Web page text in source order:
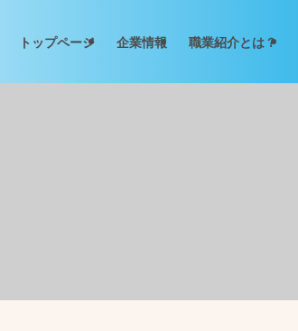
トップページ 企業情報 職業紹介とは？